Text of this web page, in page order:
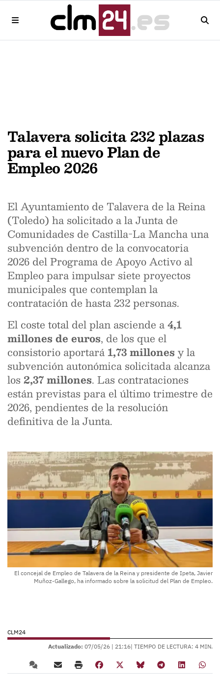
Talavera solicita 232 plazas
para el nuevo Plan de
Empleo 2026
El Ayuntamiento de Talavera de la Reina
(Toledo) ha solicitado a la Junta de
Comunidades de Castilla-La Mancha una
subvención dentro de la convocatoria
2026 del Programa de Apoyo Activo al
Empleo para impulsar siete proyectos
municipales que contemplan la
contratación de hasta 232 personas.
El coste total del plan asciende a4,1
millones de euros, de los que el
consistorio aportará 1,73 millones y la
subvención autonómica solicitada alcanza
los 2,37 millones. Las contrataciones
están previstas para el último trimestre de
2026, pendientes de la resolución
definitiva de la Junta.
El concejal de Empleo de Talavera de la Reina y presidente de Ipeta, Javier
Muñoz-Gallego, ha informado sobre la solicitud del Plan de Empleo.
CLM24
Actualizado: 07/05/26 | 21:16| TIEMPO DE LECTURA: 4 MIN.